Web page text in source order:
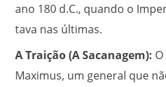
ano 180 d.C., quando o
tava nas últimas.
A Traição (A Sacanagem):
Maximus, um general que